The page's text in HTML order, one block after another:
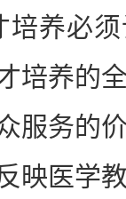
培养必
培养的
服务的
映医学